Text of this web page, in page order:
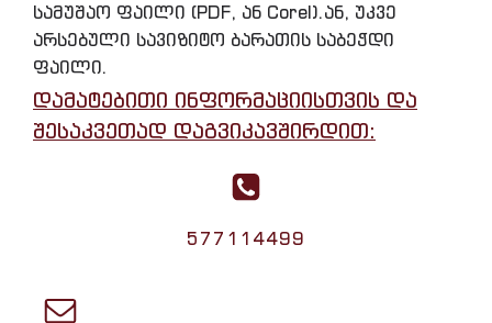
სამუშაო ფაილი (PDF, ან Corel).ან, უკვე
არსებული სავიზიტო ბარათის საბეჭდი
ფაილი.
დამატებითი ინფორმაციისთვის და
შესაკვეთად დაგვიკავშირდით:
577114499